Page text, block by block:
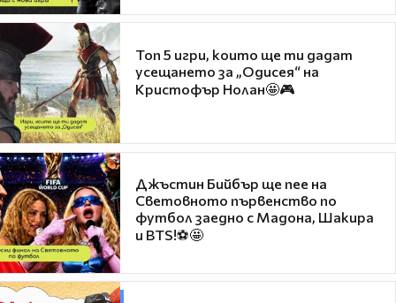
Топ 5 игри, които ще ти дадат
усещането за „Одисея“ на
Кристофър Нолан🤩🎮
Джъстин Бийбър ще пее на
Световното първенство по
футбол заедно с Мадона, Шакира
и BTS!⚽🤩